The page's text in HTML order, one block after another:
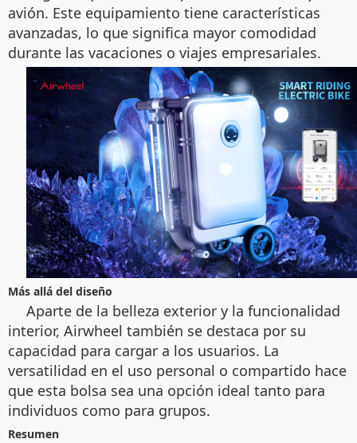
avión. Este equipamiento tiene características
avanzadas, lo que significa mayor comodidad
durante las vacaciones o viajes empresariales.
Más allá del diseño
Aparte de la belleza exterior y la funcionalidad
interior, Airwheel también se destaca por su
capacidad para cargar a los usuarios. La
versatilidad en el uso personal o compartido hace
que esta bolsa sea una opción ideal tanto para
individuos como para grupos.
Resumen